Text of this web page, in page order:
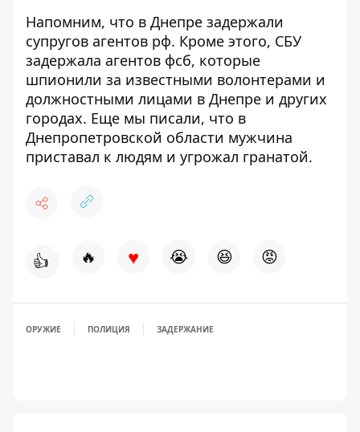
Напомним, что в Днепре задержали
супругов агентов рф. Кроме этого, СБУ
задержала агентов фсб, которые
шпионили за известными волонтерами и
должностными лицами в Днепре и других
городах. Еще мы писали, что в
Днепропетровской области мужчина
приставал к людям и угрожал гранатой.
👍 🔥 ♥ 😭 😆 😡
ОРУЖИЕ ПОЛИЦИЯ ЗАДЕРЖАНИЕ